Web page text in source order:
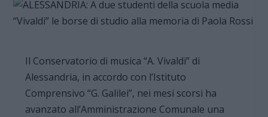
Il Conservatorio di musica “A. Vivaldi” di
Alessandria, in accordo con l’Istituto
Comprensivo “G. Galilei”, nei mesi scorsi ha
avanzato all’Amministrazione Comunale una